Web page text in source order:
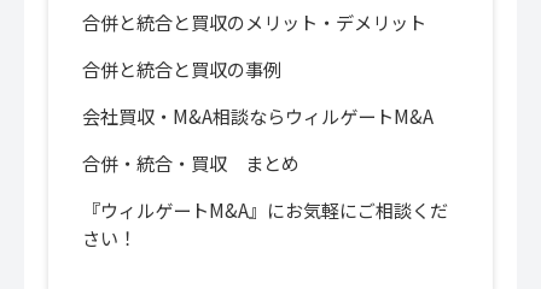
合併と統合と買収のメリット・デメリット
合併と統合と買収の事例
会社買収・M&A相談ならウィルゲートM&A
合併・統合・買収 まとめ
『ウィルゲートM&A』にお気軽にご相談くだ
さい！